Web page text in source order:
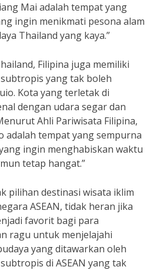
Mai adalah tempat yang
ingin menikmati pesona alam
Thailand yang kaya.”
Filipina juga memiliki
yang tak boleh
Kota yang terletak di
dengan udara segar dan
Ahli Pariwisata Filipina,
adalah tempat yang sempurna
ingin menghabiskan waktu
tetap hangat.”
pilihan destinasi wisata iklim
ASEAN, tidak heran jika
favorit bagi para
ragu untuk menjelajahi
yang ditawarkan oleh
di ASEAN yang tak